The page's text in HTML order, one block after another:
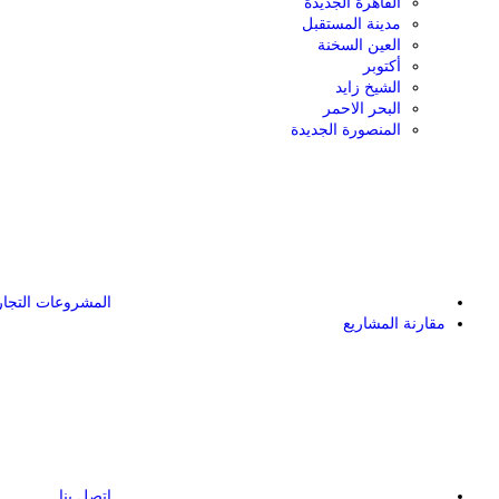
مدينة المستقبل
العين السخنة
أكتوبر
الشيخ زايد
البحر الاحمر
المنصورة الجديدة
المشروعات
مقارنة المشاريع